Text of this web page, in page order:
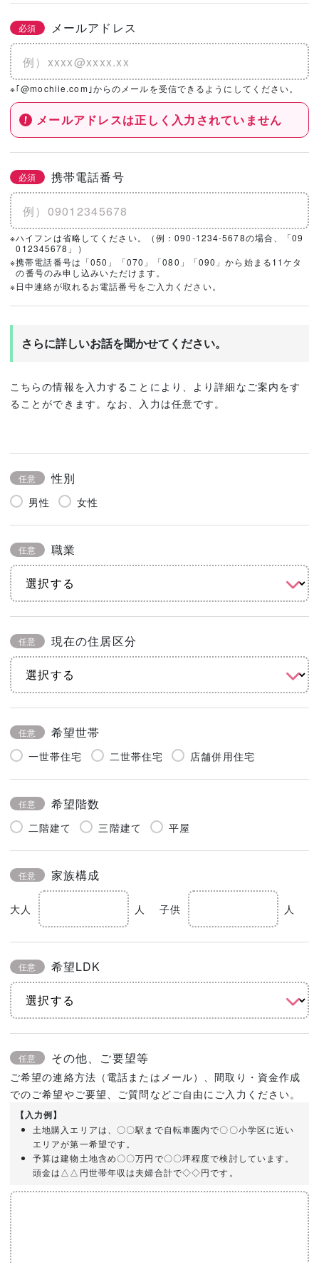
必須 メールアドレス
※｢@mochiie.com｣からのメールを受信できるようにしてください。
メールアドレスは正しく入力されていません
必須 携帯電話番号
※ハイフンは省略してください。（例：090-1234-5678の場合、「09
012345678」）
※携帯電話番号は「050」「070」「080」「090」から始まる11ケタ
の番号のみ申し込みいただけます。
※日中連絡が取れるお電話番号をご入力ください。
さらに詳しいお話を聞かせてください。
こちらの情報を入力することにより、より詳細なご案内をす
ることができます。なお、入力は任意です。
任意 性別
男性 女性
任意 職業
任意 現在の住居区分
任意 希望世帯
一世帯住宅 二世帯住宅 店舗併用住宅
任意 希望階数
二階建て 三階建て 平屋
任意 家族構成
大人 人 子供 人
任意 希望LDK
任意 その他、ご要望等
ご希望の連絡方法（電話またはメール）、間取り・資金作成
でのご希望やご要望、ご質問などご自由にご入力ください。
【入力例】
土地購入エリアは、〇〇駅まで自転車圏内で〇〇小学区に近い
エリアが第一希望です。
予算は建物土地含め〇〇万円で〇〇坪程度で検討しています。
頭金は△△円世帯年収は夫婦合計で◇◇円です。